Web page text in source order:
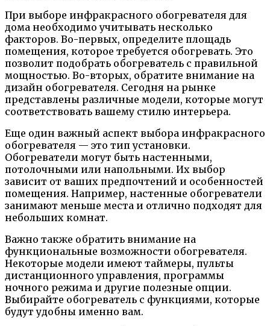
При выборе инфракрасного обогревателя для
дома необходимо учитывать несколько
факторов. Во-первых, определите площадь
помещения, которое требуется обогревать. Это
позволит подобрать обогреватель с правильной
мощностью. Во-вторых, обратите внимание на
дизайн обогревателя. Сегодня на рынке
представлены различные модели, которые могут
соответствовать вашему стилю интерьера.
Еще один важный аспект выбора инфракрасного
обогревателя — это тип установки.
Обогреватели могут быть настенными,
потолочными или напольными. Их выбор
зависит от ваших предпочтений и особенностей
помещения. Например, настенные обогреватели
занимают меньше места и отлично подходят для
небольших комнат.
Важно также обратить внимание на
функциональные возможности обогревателя.
Некоторые модели имеют таймеры, пульты
дистанционного управления, программы
ночного режима и другие полезные опции.
Выбирайте обогреватель с функциями, которые
будут удобны именно вам.